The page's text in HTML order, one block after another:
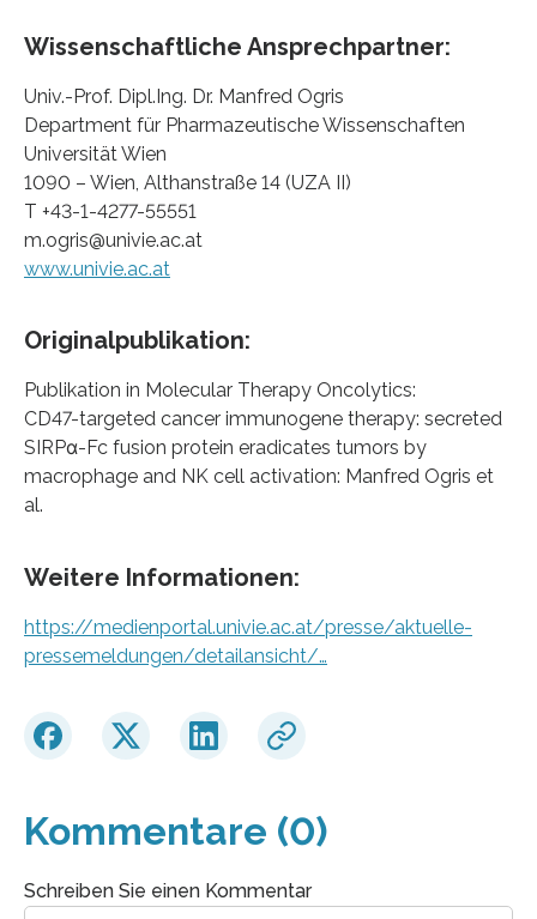
Wissenschaftliche Ansprechpartner:
Univ.-Prof. Dipl.Ing. Dr. Manfred Ogris
Department für Pharmazeutische Wissenschaften
Universität Wien
1090 – Wien, Althanstraße 14 (UZA II)
T +43-1-4277-55551
m.ogris@univie.ac.at
www.univie.ac.at
Originalpublikation:
Publikation in Molecular Therapy Oncolytics:
CD47-targeted cancer immunogene therapy: secreted
SIRPα-Fc fusion protein eradicates tumors by
macrophage and NK cell activation: Manfred Ogris et
al.
Weitere Informationen:
https://medienportal.univie.ac.at/presse/aktuelle-
pressemeldungen/detailansicht/…
Kommentare (0)
Schreiben Sie einen Kommentar